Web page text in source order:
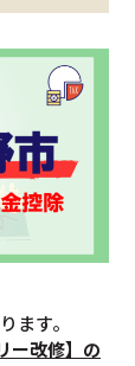
ます。
ー改修】の